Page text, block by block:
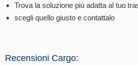
Trova la soluzione più adatta al tuo
scegli quello giusto e contattalo
Recensioni Cargo: